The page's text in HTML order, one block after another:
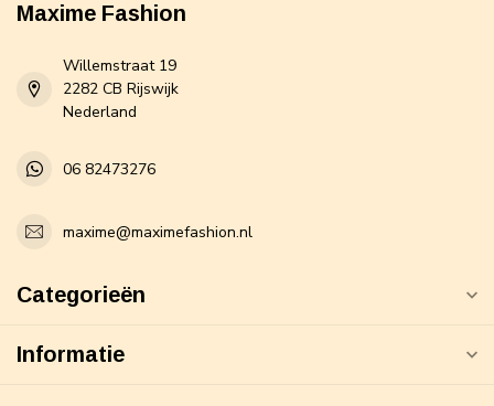
Maxime Fashion
Willemstraat 19
2282 CB Rijswijk
Nederland
06 82473276
maxime@maximefashion.nl
Categorieën
Informatie